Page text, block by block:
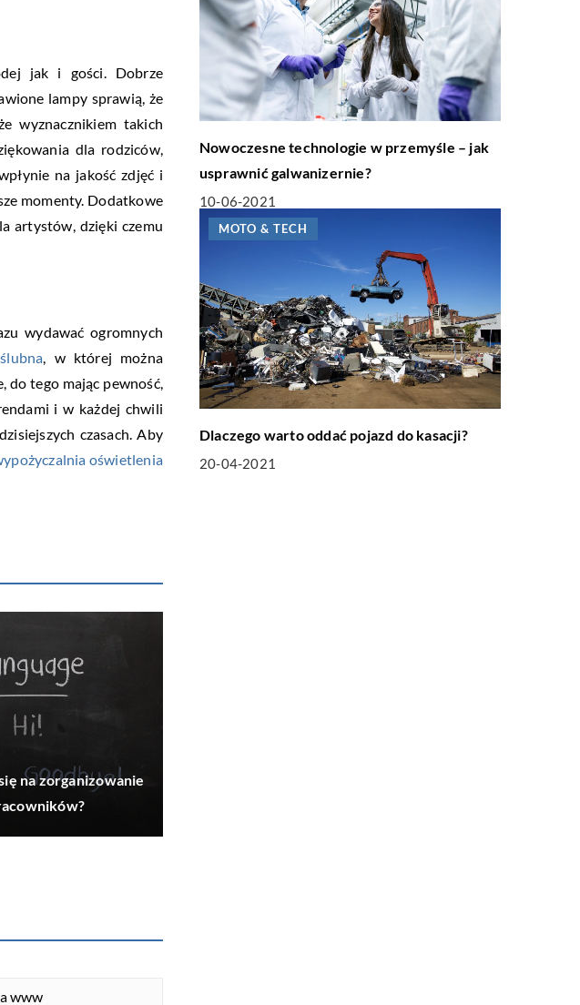
jak i gości. Dobrze
lampy sprawią, że
wyznacznikiem takich
dla rodziców,
na jakość zdjęć i
momenty. Dodatkowe
artystów, dzięki czemu
wydawać ogromnych
, w której można
tego mając pewność,
i w każdej chwili
czasach. Aby
oświetlenia
na zorganizowanie
Nowoczesne technologie w przemyśle – jak
usprawnić galwanizernie?
10-06-2021
MOTO & TECH
Dlaczego warto oddać pojazd do kasacji?
20-04-2021